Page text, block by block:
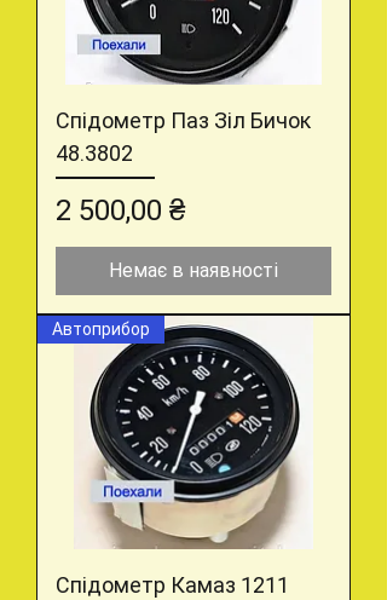
Спідометр Паз Зіл Бичок
48.3802
Ціна
2 500,00 ₴
Немає в наявності
Автоприбор
Спідометр Камаз 1211